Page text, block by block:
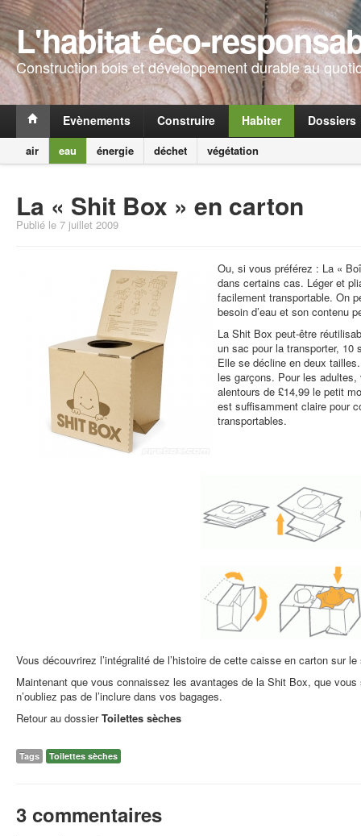
L'habitat éco-
Construction bois et développement durable au
Evènements Construire Habiter Dossiers
air eau énergie déchet végétation
La « Shit Box » en carton
Publié le 7 juillet 2009
Ou, si vous préférez : La «
dans certains cas. Léger et
facilement transportable. On
besoin d’eau et son contenu
La Shit Box peut-être
un sac pour la transporter, 10
Elle se décline en deux
les garçons. Pour les
alentours de £14,99 le petit
est suffisamment claire pour
transportables.
Vous découvrirez l’intégralité de l’histoire de cette caisse en carton sur
Maintenant que vous connaissez les avantages de la Shit Box, que
n’oubliez pas de l’inclure dans vos bagages.
Retour au dossierToilettes sèches
Tags Toilettes sèches
3 commentaires